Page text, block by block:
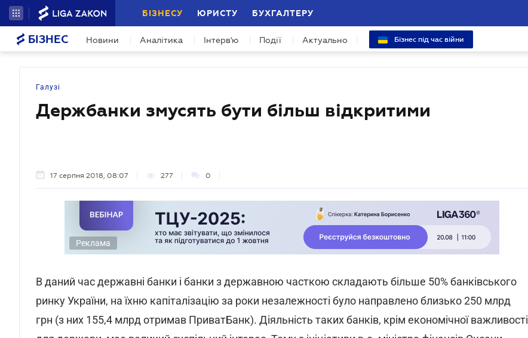
БІЗНЕСУ ЮРИСТУ БУХГАЛТЕРУ
БІЗНЕС Новини Аналітика Інтерв'ю Події Актуально Бізнес під час війни
Галузі
Держбанки змусять бути більш відкритими
17 серпня 2018, 08:07 277 0
Реклама
В даний час державні банки і банки з державною часткою складають більше 50% банківського
ринку України, на їхню капіталізацію за роки незалежності було направлено близько 250 млрд
грн (з них 155,4 млрд отримав ПриватБанк). Діяльність таких банків, крім економічної важливості